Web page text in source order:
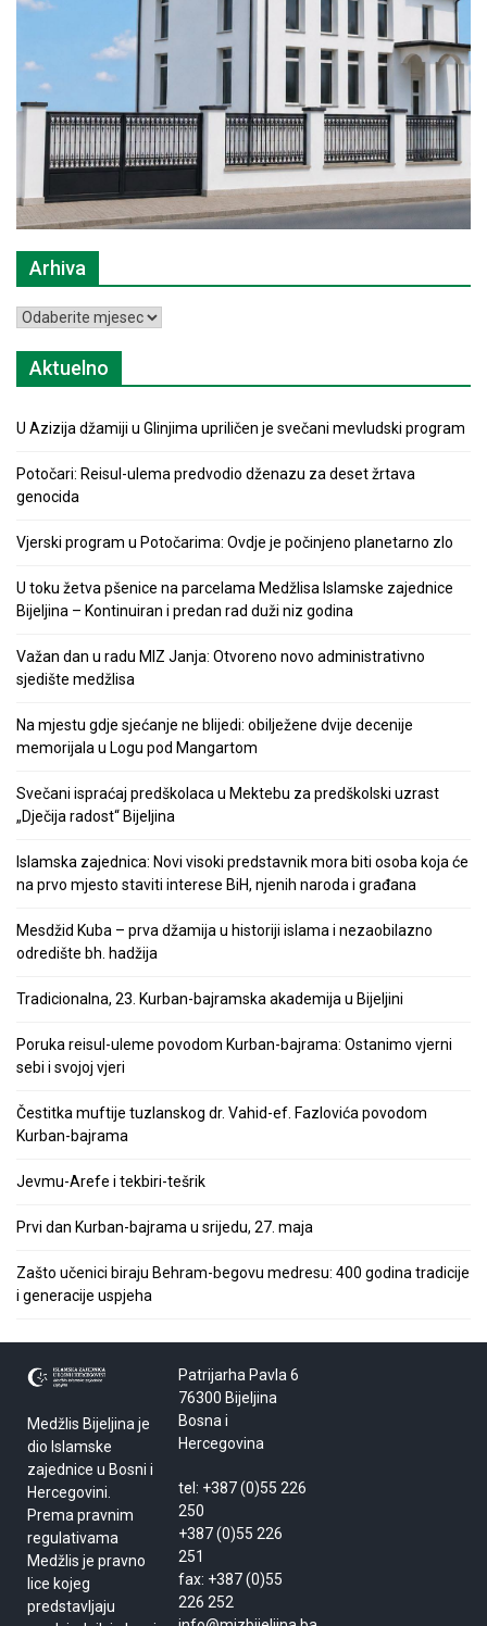
Arhiva
Arhiva
Aktuelno
U Azizija džamiji u Glinjima upriličen je svečani mevludski program
Potočari: Reisul-ulema predvodio dženazu za deset žrtava
genocida
Vjerski program u Potočarima: Ovdje je počinjeno planetarno zlo
U toku žetva pšenice na parcelama Medžlisa Islamske zajednice
Bijeljina – Kontinuiran i predan rad duži niz godina
Važan dan u radu MIZ Janja: Otvoreno novo administrativno
sjedište medžlisa
Na mjestu gdje sjećanje ne blijedi: obilježene dvije decenije
memorijala u Logu pod Mangartom
Svečani ispraćaj predškolaca u Mektebu za predškolski uzrast
„Dječija radost“ Bijeljina
Islamska zajednica: Novi visoki predstavnik mora biti osoba koja će
na prvo mjesto staviti interese BiH, njenih naroda i građana
Mesdžid Kuba – prva džamija u historiji islama i nezaobilazno
odredište bh. hadžija
Tradicionalna, 23. Kurban-bajramska akademija u Bijeljini
Poruka reisul-uleme povodom Kurban-bajrama: Ostanimo vjerni
sebi i svojoj vjeri
Čestitka muftije tuzlanskog dr. Vahid-ef. Fazlovića povodom
Kurban-bajrama
Jevmu-Arefe i tekbiri-tešrik
Prvi dan Kurban-bajrama u srijedu, 27. maja
Zašto učenici biraju Behram-begovu medresu: 400 godina tradicije
i generacije uspjeha
Medžlis Bijeljina je
dio Islamske
zajednice u Bosni i
Hercegovini.
Prema pravnim
regulativama
Medžlis je pravno
lice kojeg
predstavljaju
Patrijarha Pavla 6
76300 Bijeljina
Bosna i
Hercegovina
tel: +387 (0)55 226
250
+387 (0)55 226
251
fax: +387 (0)55
226 252